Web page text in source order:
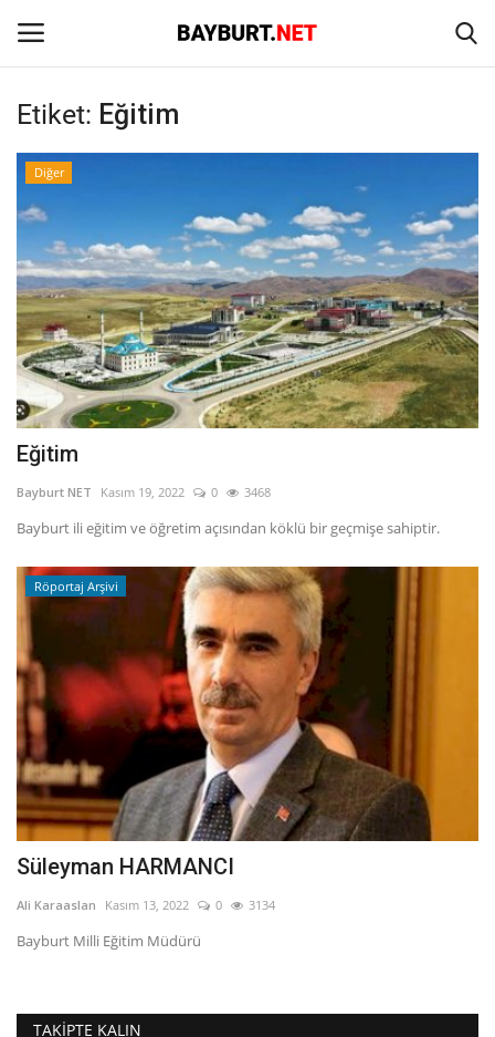
Giriş
İletişim
Bayburt
Haber
Keşfet
Fotoğraf
Video
Kültür Sanat
Röportaj
Biyografi
Ulaşım
Etiket: Eğitim
Diğer
Eğitim
Bayburt NET Kasım 19, 2022 0 3468
Bayburt ili eğitim ve öğretim açısından köklü bir geçmişe sahiptir.
Röportaj Arşivi
Süleyman HARMANCI
Ali Karaaslan Kasım 13, 2022 0 3134
Bayburt Milli Eğitim Müdürü
TAKIPTE KALIN